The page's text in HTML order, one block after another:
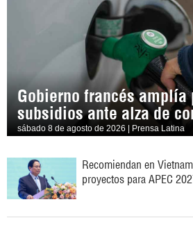
Gobierno francés amplía
subsidios ante alza de
sábado 8 de agosto de 2026 | Prensa Latina
Recomiendan en
proyectos para APEC